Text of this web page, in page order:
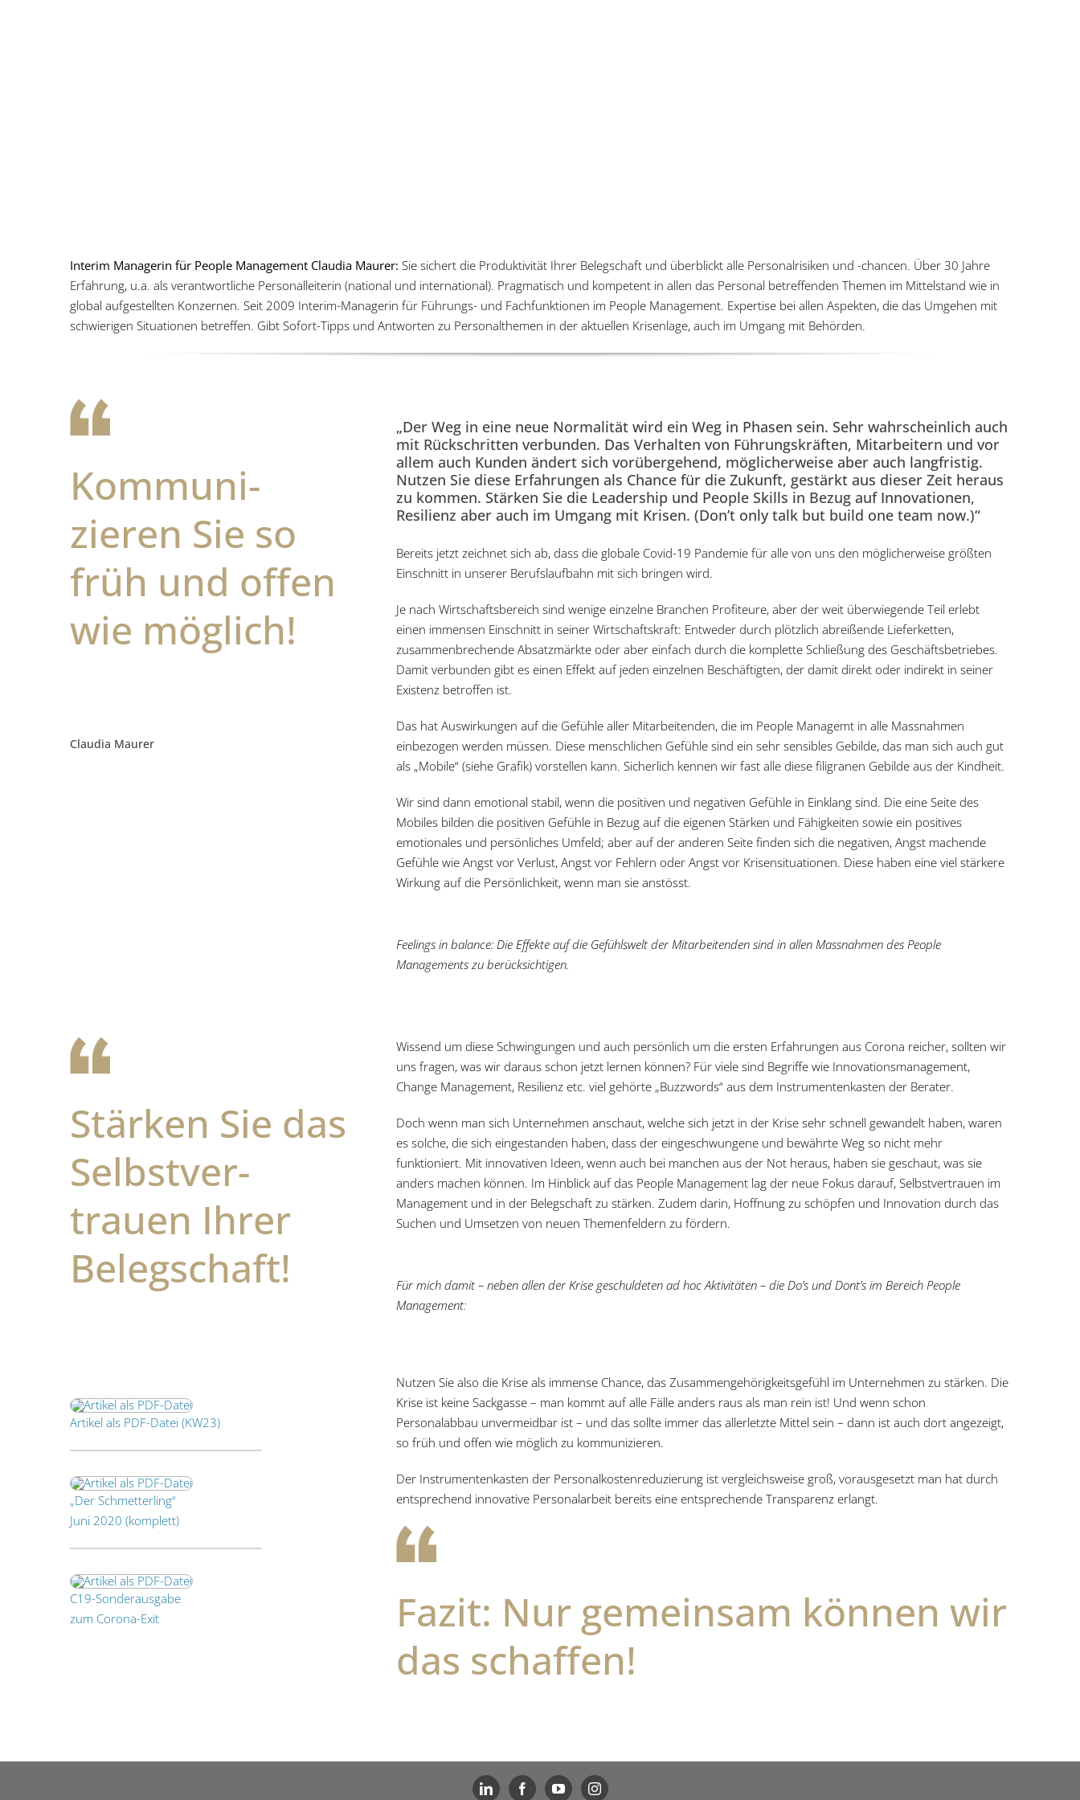
Interim Managerin für People Management Claudia Maurer: Sie sichert die Produktivität Ihrer Belegschaft und überblickt alle Personalrisiken und -chancen. Über 30 Jahre
Erfahrung, u.a. als verantwortliche Personalleiterin (national und international). Pragmatisch und kompetent in allen das Personal betreffenden Themen im Mittelstand wie in
global aufgestellten Konzernen. Seit 2009 Interim-Managerin für Führungs- und Fachfunktionen im People Management. Expertise bei allen Aspekten, die das Umgehen mit
schwierigen Situationen betreffen. Gibt Sofort-Tipps und Antworten zu Personalthemen in der aktuellen Krisenlage, auch im Umgang mit Behörden.
Kommuni­
zieren Sie so
früh und offen
wie möglich!
Claudia Maurer
„Der Weg in eine neue Normalität wird ein Weg in Phasen sein. Sehr wahrscheinlich auch
mit Rückschritten verbunden. Das Verhalten von Führungskräften, Mitarbeitern und vor
allem auch Kunden ändert sich vorübergehend, möglicherweise aber auch langfristig.
Nutzen Sie diese Erfahrungen als Chance für die Zukunft, gestärkt aus dieser Zeit heraus
zu kommen. Stärken Sie die Leadership und People Skills in Bezug auf Innovationen,
Resilienz aber auch im Umgang mit Krisen. (Don’t only talk but build one team now.)“
Bereits jetzt zeichnet sich ab, dass die globale Covid-19 Pandemie für alle von uns den möglicherweise größten
Einschnitt in unserer Berufslaufbahn mit sich bringen wird.
Je nach Wirtschaftsbereich sind wenige einzelne Branchen Profiteure, aber der weit überwiegende Teil erlebt
einen immensen Einschnitt in seiner Wirtschaftskraft: Entweder durch plötzlich abreißende Lieferketten,
zusammenbrechende Absatzmärkte oder aber einfach durch die komplette Schließung des Geschäftsbetriebes.
Damit verbunden gibt es einen Effekt auf jeden einzelnen Beschäftigten, der damit direkt oder indirekt in seiner
Existenz betroffen ist.
Das hat Auswirkungen auf die Gefühle aller Mitarbeitenden, die im People Managemt in alle Massnahmen
einbezogen werden müssen. Diese menschlichen Gefühle sind ein sehr sensibles Gebilde, das man sich auch gut
als „Mobile“ (siehe Grafik) vorstellen kann. Sicherlich kennen wir fast alle diese filigranen Gebilde aus der Kindheit.
Wir sind dann emotional stabil, wenn die positiven und negativen Gefühle in Einklang sind. Die eine Seite des
Mobiles bilden die positiven Gefühle in Bezug auf die eigenen Stärken und Fähigkeiten sowie ein positives
emotionales und persönliches Umfeld; aber auf der anderen Seite finden sich die negativen, Angst machende
Gefühle wie Angst vor Verlust, Angst vor Fehlern oder Angst vor Krisensituationen. Diese haben eine viel stärkere
Wirkung auf die Persönlichkeit, wenn man sie anstösst.
Feelings in balance: Die Effekte auf die Gefühlswelt der Mitarbeitenden sind in allen Massnahmen des People
Managements zu berücksichtigen.
Stärken Sie das
Selbst­­ver­­
trauen Ihrer
Beleg­­schaft!
Wissend um diese Schwingungen und auch persönlich um die ersten Erfahrungen aus Corona reicher, sollten wir
uns fragen, was wir daraus schon jetzt lernen können? Für viele sind Begriffe wie Innovationsmanagement,
Change Management, Resilienz etc. viel gehörte „Buzzwords“ aus dem Instrumentenkasten der Berater.
Doch wenn man sich Unternehmen anschaut, welche sich jetzt in der Krise sehr schnell gewandelt haben, waren
es solche, die sich eingestanden haben, dass der eingeschwungene und bewährte Weg so nicht mehr
funktioniert. Mit innovativen Ideen, wenn auch bei manchen aus der Not heraus, haben sie geschaut, was sie
anders machen können. Im Hinblick auf das People Management lag der neue Fokus darauf, Selbstvertrauen im
Management und in der Belegschaft zu stärken. Zudem darin, Hoffnung zu schöpfen und Innovation durch das
Suchen und Umsetzen von neuen Themenfeldern zu fördern.
Für mich damit – neben allen der Krise geschuldeten ad hoc Aktivitäten – die Do’s und Dont’s im Bereich People
Management:
Artikel als PDF-Datei (KW23)
„Der Schmetterling“
Juni 2020 (komplett)
C19-Sonderausgabe
zum Corona-Exit
Nutzen Sie also die Krise als immense Chance, das Zusammengehörigkeitsgefühl im Unternehmen zu stärken. Die
Krise ist keine Sackgasse – man kommt auf alle Fälle anders raus als man rein ist! Und wenn schon
Personalabbau unvermeidbar ist – und das sollte immer das allerletzte Mittel sein – dann ist auch dort angezeigt,
so früh und offen wie möglich zu kommunizieren.
Der Instrumentenkasten der Personalkostenreduzierung ist vergleichsweise groß, vorausgesetzt man hat durch
entsprechend innovative Personalarbeit bereits eine entsprechende Transparenz erlangt.
Fazit: Nur gemein­sam können wir
das schaffen!